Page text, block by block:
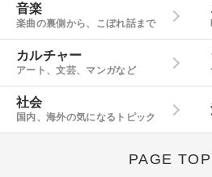
音楽
楽曲の裏側から、こぼれ話まで
カルチャー
アート、文芸、マンガなど
社会
国内、海外の気になるトピック
PAGE TOP